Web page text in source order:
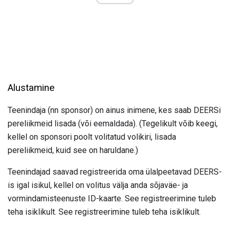
Alustamine
Teenindaja (nn sponsor) on ainus inimene, kes saab DEERSi
pereliikmeid lisada (või eemaldada). (Tegelikult võib keegi,
kellel on sponsori poolt volitatud volikiri, lisada
pereliikmeid, kuid see on haruldane.)
Teenindajad saavad registreerida oma ülalpeetavad DEERS-
is igal isikul, kellel on volitus välja anda sõjaväe- ja
vormindamisteenuste ID-kaarte. See registreerimine tuleb
teha isiklikult. See registreerimine tuleb teha isiklikult.